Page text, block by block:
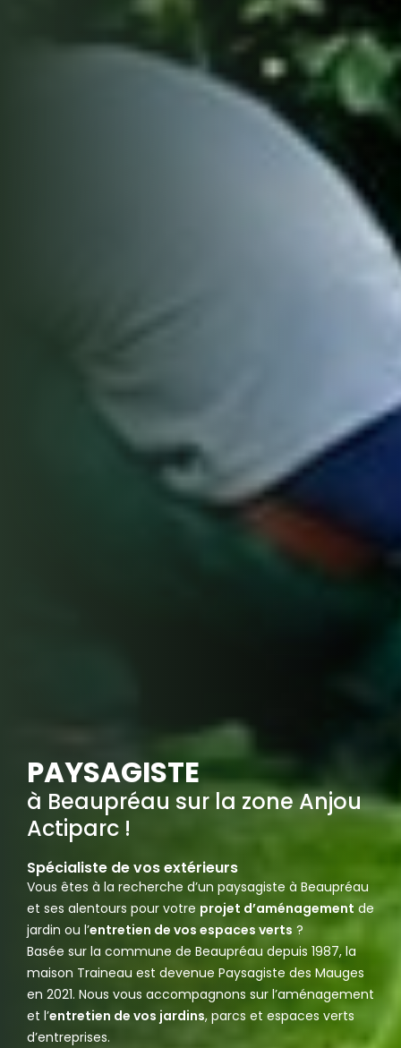
PAYSAGISTE
à Beaupréau sur la zone Anjou
Actiparc !
Spécialiste de vos extérieurs
Vous êtes à la recherche d’un paysagiste à Beaupréau
et ses alentours pour votre projet d’aménagement de
jardin ou l’entretien de vos espaces verts ?
Basée sur la commune de Beaupréau depuis 1987, la
maison Traineau est devenue Paysagiste des Mauges
en 2021. Nous vous accompagnons sur l’aménagement
et l’entretien de vos jardins, parcs et espaces verts
d’entreprises.